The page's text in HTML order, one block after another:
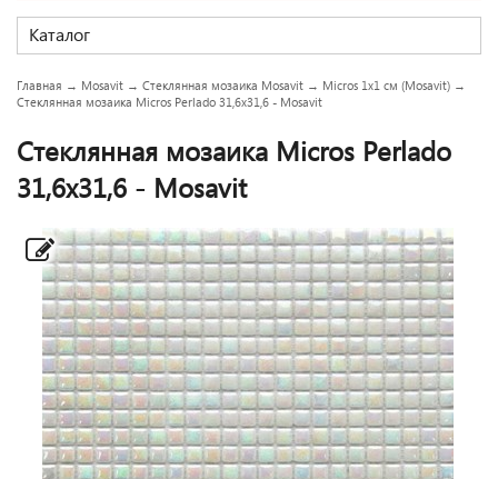
Каталог
Главная → Mosavit → Стеклянная мозаика Mosavit → Micros 1x1 см (Mosavit) →
Стеклянная мозаика Micros Perlado 31,6x31,6 - Mosavit
Стеклянная мозаика Micros Perlado
31,6x31,6 - Mosavit